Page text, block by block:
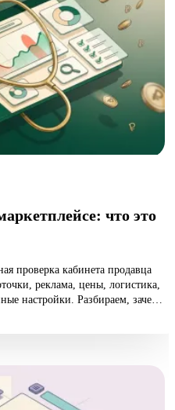
что это
проверка кабинета продавца
реклама, цены, логистика,
настройки. Разбираем, зачем